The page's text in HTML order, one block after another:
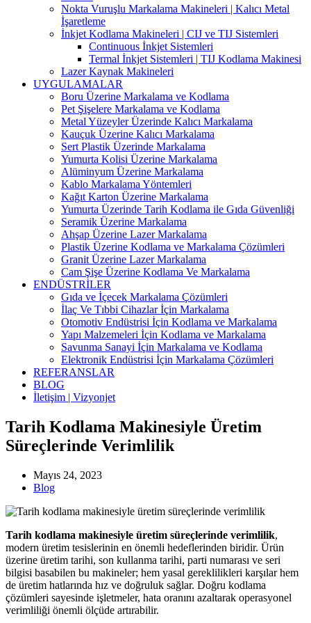
Nokta Vuruşlu Markalama Makineleri | Kalıcı Metal
İşaretleme
İnkjet Kodlama Makineleri | CIJ ve TIJ Sistemleri
Continuous İnkjet Sistemleri
Termal İnkjet Sistemleri | TIJ Kodlama Makinesi
Lazer Kaynak Makineleri
UYGULAMALAR
Boru Üzerine Markalama ve Kodlama
Pet Şişelere Markalama ve Kodlama
Metal Yüzeyler Üzerinde Kalıcı Markalama
Kauçuk Üzerine Kalıcı Markalama
Sert Plastik Üzerinde Markalama
Yumurta Kolisi Üzerine Markalama
Alüminyum Üzerine Markalama
Kablo Markalama Yöntemleri
Kağıt Karton Üzerine Markalama
Yumurta Üzerinde Tarih Kodlama ile Gıda Güvenliği
Seramik Üzerine Markalama
Ahşap Üzerine Lazer Markalama
Plastik Üzerine Kodlama ve Markalama Çözümleri
Granit Üzerine Lazer Markalama
Cam Şişe Üzerine Kodlama Ve Markalama
ENDÜSTRİLER
Gıda ve İçecek Markalama Çözümleri
İlaç Ve Tıbbi Cihazlar İçin Markalama
Otomotiv Endüstrisi İçin Kodlama ve Markalama
Yapı Malzemeleri İçin Kodlama ve Markalama
Savunma Sanayi İçin Markalama ve Kodlama
Elektronik Endüstrisi İçin Markalama Çözümleri
REFERANSLAR
BLOG
İletişim | Vizyonjet
Tarih Kodlama Makinesiyle Üretim
Süreçlerinde Verimlilik
Mayıs 24, 2023
Blog
Tarih kodlama makinesiyle üretim süreçlerinde verimlilik,
modern üretim tesislerinin en önemli hedeflerinden biridir. Ürün
üzerine üretim tarihi, son kullanma tarihi, parti numarası ve seri
bilgisi basabilen bu makineler; hem yasal gereklilikleri karşılar hem
de üretim hatlarında hız ve doğruluk sağlar. Doğru kodlama
çözümleri sayesinde işletmeler, hata oranını azaltarak operasyonel
verimliliği önemli ölçüde artırabilir.